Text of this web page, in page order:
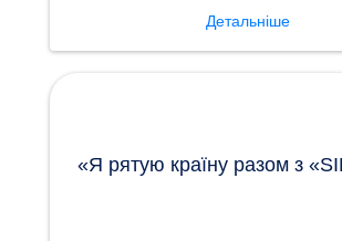
Детальніше
«Я рятую країну разом з